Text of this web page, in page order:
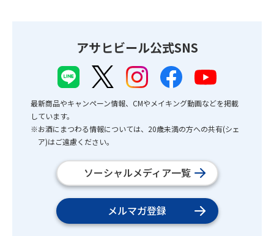
アサヒビール公式SNS
最新商品やキャンペーン情報、CMやメイキング動画などを掲載
しています。
※お酒にまつわる情報については、20歳未満の方への共有(シェ
ア)はご遠慮ください。
ソーシャルメディア一覧
メルマガ登録